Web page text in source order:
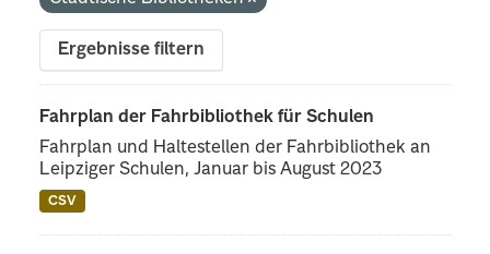
Ergebnisse filtern
Fahrplan der Fahrbibliothek für Schulen
Fahrplan und Haltestellen der Fahrbibliothek an
Leipziger Schulen, Januar bis August 2023
CSV